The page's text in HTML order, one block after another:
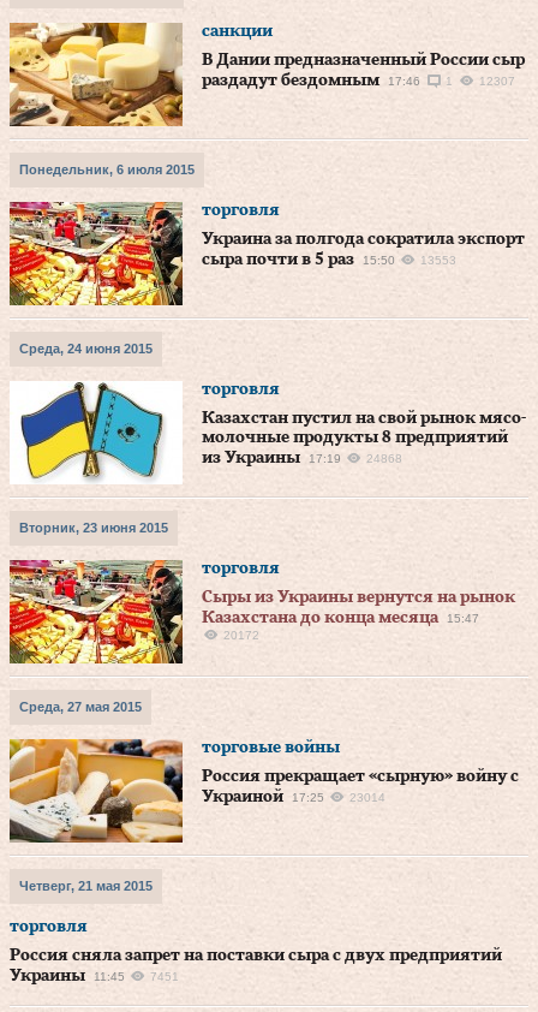
санкции
В Дании предназначенный России сыр
раздадут бездомным
17:46 1 12307
Понедельник, 6 июля 2015
торговля
Украина за полгода сократила экспорт
сыра почти в 5 раз
15:50 13553
Среда, 24 июня 2015
торговля
Казахстан пустил на свой рынок мясо-
молочные продукты 8 предприятий
из Украины
17:19 24868
Вторник, 23 июня 2015
торговля
Сыры из Украины вернутся на рынок
Казахстана до конца месяца
15:47
20172
Среда, 27 мая 2015
торговые войны
Россия прекращает «сырную» войну с
Украиной
17:25 23014
Четверг, 21 мая 2015
торговля
Россия сняла запрет на поставки сыра с двух предприятий
Украины
11:45 7451